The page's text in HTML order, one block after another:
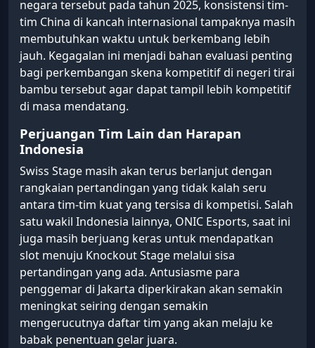
negara tersebut pada tahun 2025, konsistensi tim-
tim China di kancah internasional tampaknya masih
membutuhkan waktu untuk berkembang lebih
jauh. Kegagalan ini menjadi bahan evaluasi penting
bagi perkembangan skena kompetitif di negeri tirai
bambu tersebut agar dapat tampil lebih kompetitif
di masa mendatang.
Perjuangan Tim Lain dan Harapan
Indonesia
Swiss Stage masih akan terus berlanjut dengan
rangkaian pertandingan yang tidak kalah seru
antara tim-tim kuat yang tersisa di kompetisi. Salah
satu wakil Indonesia lainnya, ONIC Esports, saat ini
juga masih berjuang keras untuk mendapatkan
slot menuju Knockout Stage melalui sisa
pertandingan yang ada. Antusiasme para
penggemar di Jakarta diperkirakan akan semakin
meningkat seiring dengan semakin
mengerucutnya daftar tim yang akan melaju ke
babak penentuan gelar juara.